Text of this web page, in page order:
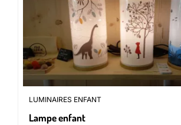
LUMINAIRES ENFANT
Lampe enfant